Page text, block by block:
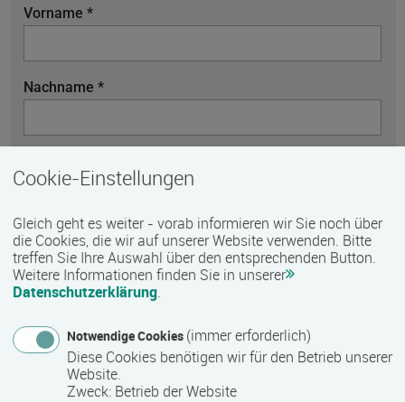
Vorname *
Nachname *
E-Mail *
Nachricht *
Cookie-Einstellungen
Gleich geht es weiter - vorab informieren wir Sie noch über
die Cookies, die wir auf unserer Website verwenden. Bitte
treffen Sie Ihre Auswahl über den entsprechenden Button.
Weitere Informationen finden Sie in unserer
Datenschutzerklärung.
Notwendige Cookies (immer erforderlich)
Diese Cookies benötigen wir für den Betrieb unserer
Website.
Zweck: Betrieb der Website